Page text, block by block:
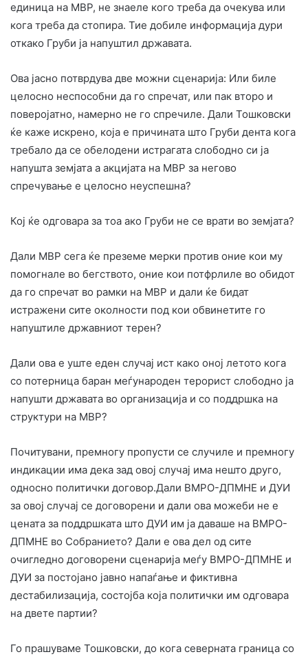
единица на МВР, не знаеле кого треба да очекува или
кога треба да стопира. Тие добиле информација дури
откако Груби ја напуштил државата.
Ова јасно потврдува две можни сценарија: Или биле
целосно неспособни да го спречат, или пак второ и
поверојатно, намерно не го спречиле. Дали Тошковски
ќе каже искрено, која е причината што Груби дента кога
требало да се обелодени истрагата слободно си ја
напушта земјата а акцијата на МВР за негово
спречување е целосно неуспешна?
Кој ќе одговара за тоа ако Груби не се врати во земјата?
Дали МВР сега ќе преземе мерки против оние кои му
помогнале во бегството, оние кои потфрлиле во обидот
да го спречат во рамки на МВР и дали ќе бидат
истражени сите околности под кои обвинетите го
напуштиле државниот терен?
Дали ова е уште еден случај ист како оној летото кога
со потерница баран меѓународен терорист слободно ја
напушти државата во организација и со поддршка на
структури на МВР?
Почитувани, премногу пропусти се случиле и премногу
индикации има дека зад овој случај има нешто друго,
односно политички договор.Дали ВМРО-ДПМНЕ и ДУИ
за овој случај се договорени и дали ова можеби не е
цената за поддршката што ДУИ им ја даваше на ВМРО-
ДПМНЕ во Собранието? Дали е ова дел од сите
очигледно договорени сценарија меѓу ВМРО-ДПМНЕ и
ДУИ за постојано јавно напаѓање и фиктивна
дестабилизација, состојба која политички им одговара
на двете партии?
Го прашуваме Тошковски, до кога северната граница со